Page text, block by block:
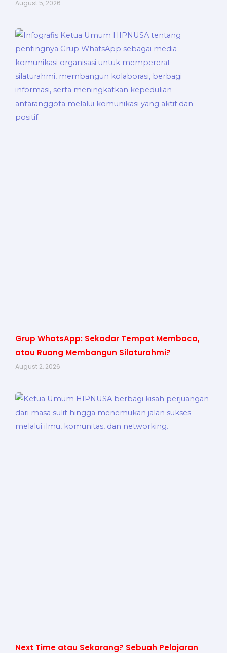
August 5, 2026
Grup WhatsApp: Sekadar Tempat Membaca,
atau Ruang Membangun Silaturahmi?
August 2, 2026
Next Time atau Sekarang? Sebuah Pelajaran